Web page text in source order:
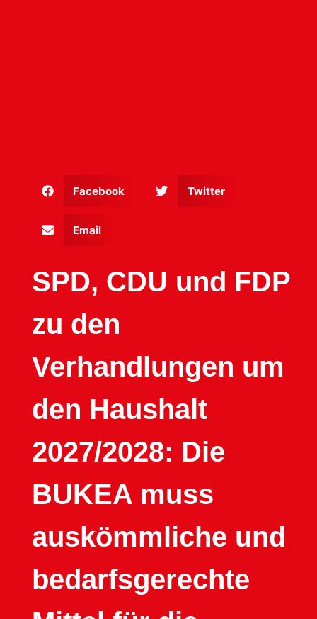
Facebook Twitter
Email
SPD, CDU und FDP
zu den
Verhandlungen um
den Haushalt
2027/2028: Die
BUKEA muss
auskömmliche und
bedarfsgerechte